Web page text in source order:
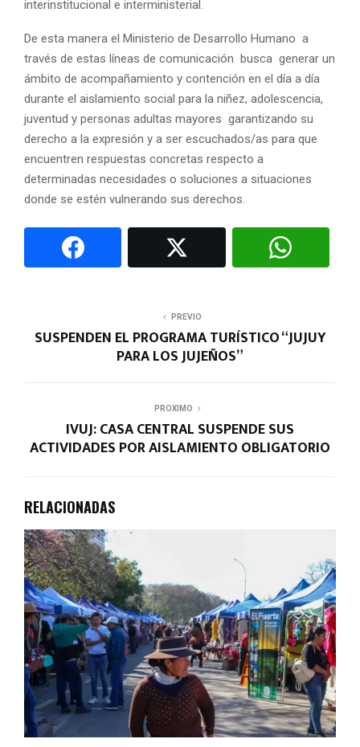
interinstitucional e interministerial.
De esta manera el Ministerio de Desarrollo Humano a
través de estas líneas de comunicación busca generar un
ámbito de acompañamiento y contención en el día a día
durante el aislamiento social para la niñez, adolescencia,
juventud y personas adultas mayores garantizando su
derecho a la expresión y a ser escuchados/as para que
encuentren respuestas concretas respecto a
determinadas necesidades o soluciones a situaciones
donde se estén vulnerando sus derechos.
PREVIO
SUSPENDEN EL PROGRAMA TURÍSTICO “JUJUY
PARA LOS JUJEÑOS”
PROXIMO
IVUJ: CASA CENTRAL SUSPENDE SUS
ACTIVIDADES POR AISLAMIENTO OBLIGATORIO
RELACIONADAS